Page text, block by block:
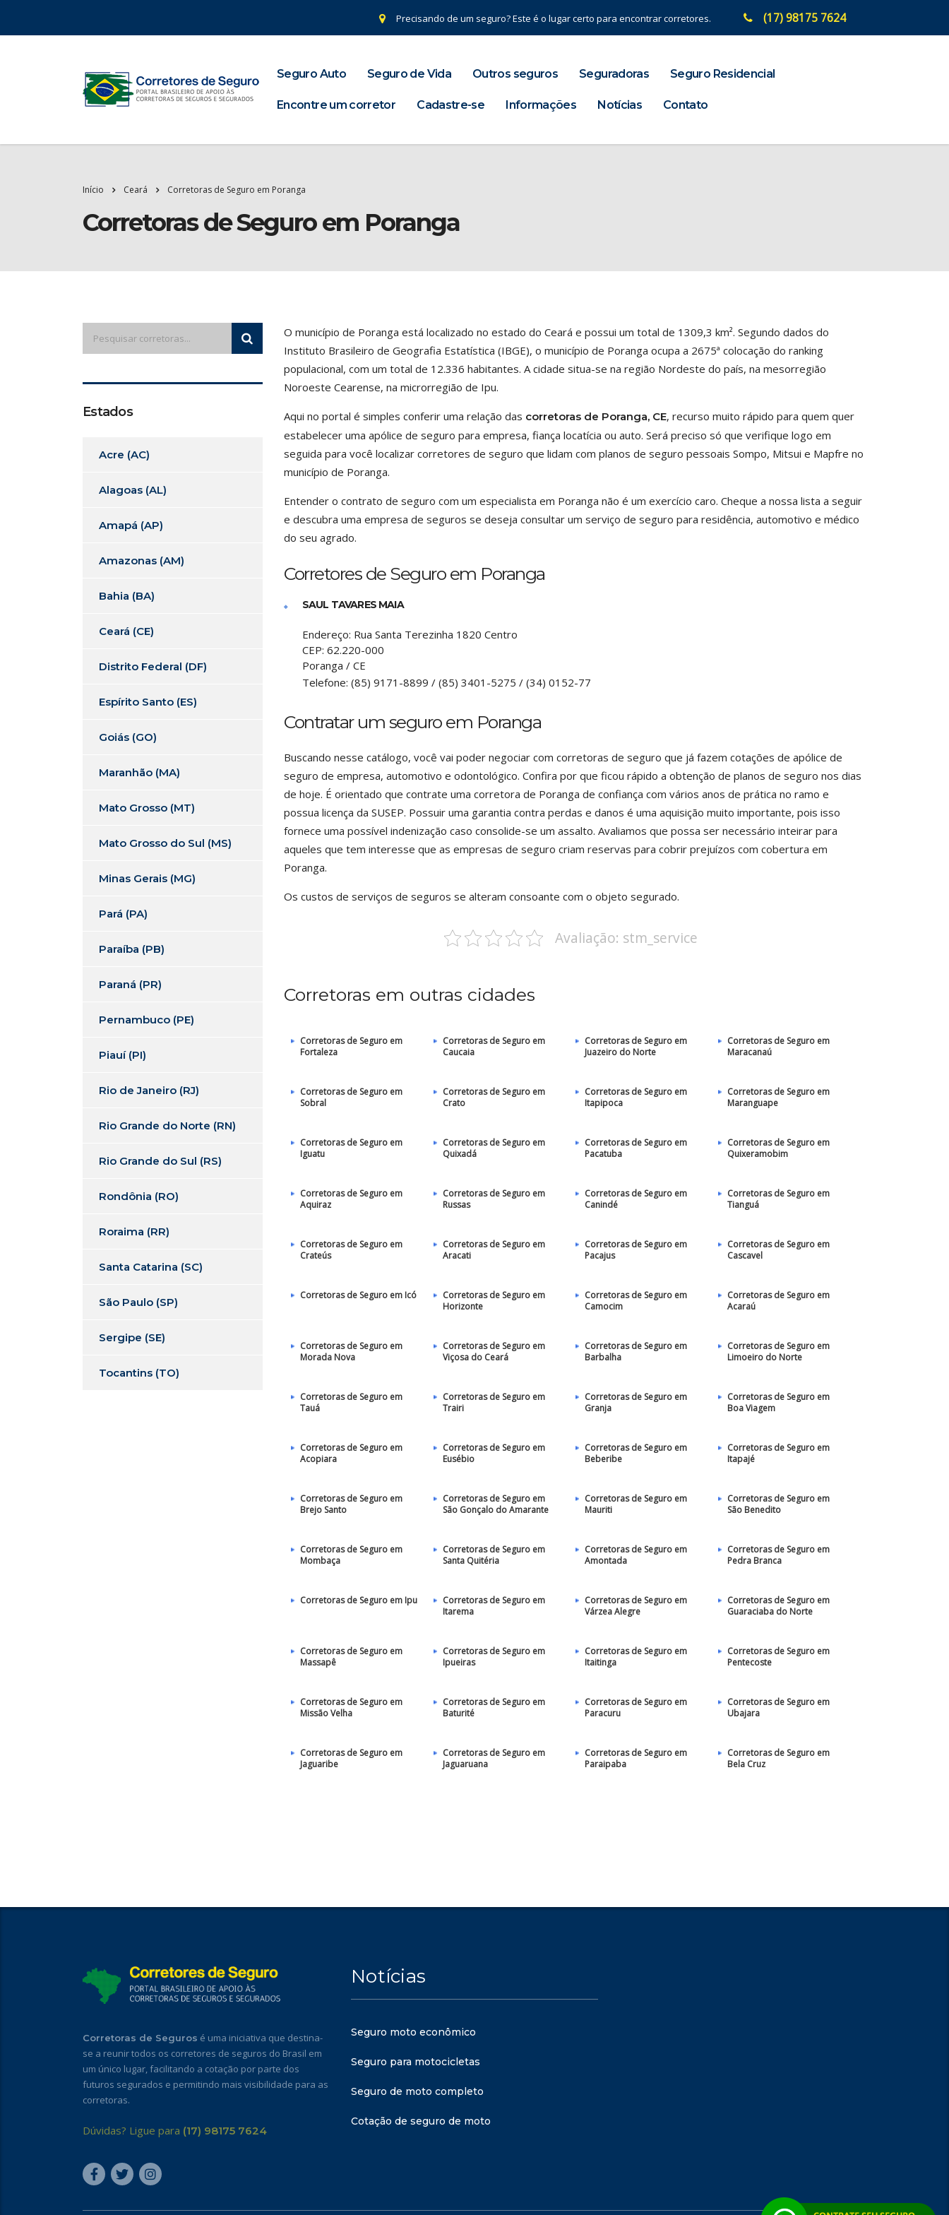
Precisando de um seguro? Este é o lugar certo para encontrar corretores. (17) 98175 7624
Seguro Auto Seguro de Vida Outros seguros Seguradoras Seguro Residencial
Encontre um corretor Cadastre-se Informações Notícias Contato
Início Ceará Corretoras de Seguro em Poranga
Corretoras de Seguro em Poranga
O município de Poranga está localizado no estado do Ceará e possui um total de 1309,3 km². Segundo dados do
Instituto Brasileiro de Geografia Estatística (IBGE), o município de Poranga ocupa a 2675ª colocação do ranking
populacional, com um total de 12.336 habitantes. A cidade situa-se na região Nordeste do país, na mesorregião
Noroeste Cearense, na microrregião de Ipu.
Aqui no portal é simples conferir uma relação das corretoras de Poranga, CE, recurso muito rápido para quem quer
estabelecer uma apólice de seguro para empresa, fiança locatícia ou auto. Será preciso só que verifique logo em
seguida para você localizar corretores de seguro que lidam com planos de seguro pessoais Sompo, Mitsui e Mapfre no
município de Poranga.
Entender o contrato de seguro com um especialista em Poranga não é um exercício caro. Cheque a nossa lista a seguir
e descubra uma empresa de seguros se deseja consultar um serviço de seguro para residência, automotivo e médico
do seu agrado.
Corretores de Seguro em Poranga
SAUL TAVARES MAIA
Endereço: Rua Santa Terezinha 1820 Centro
CEP: 62.220-000
Poranga / CE
Telefone: (85) 9171-8899 / (85) 3401-5275 / (34) 0152-77
Contratar um seguro em Poranga
Buscando nesse catálogo, você vai poder negociar com corretoras de seguro que já fazem cotações de apólice de
seguro de empresa, automotivo e odontológico. Confira por que ficou rápido a obtenção de planos de seguro nos dias
de hoje. É orientado que contrate uma corretora de Poranga de confiança com vários anos de prática no ramo e
possua licença da SUSEP. Possuir uma garantia contra perdas e danos é uma aquisição muito importante, pois isso
fornece uma possível indenização caso consolide-se um assalto. Avaliamos que possa ser necessário inteirar para
aqueles que tem interesse que as empresas de seguro criam reservas para cobrir prejuízos com cobertura em
Poranga.
Os custos de serviços de seguros se alteram consoante com o objeto segurado.
Avaliação: stm_service
Corretoras em outras cidades
Corretoras de Seguro em
Fortaleza
Corretoras de Seguro em
Caucaia
Corretoras de Seguro em
Juazeiro do Norte
Corretoras de Seguro em
Maracanaú
Corretoras de Seguro em
Sobral
Corretoras de Seguro em
Crato
Corretoras de Seguro em
Itapipoca
Corretoras de Seguro em
Maranguape
Corretoras de Seguro em
Iguatu
Corretoras de Seguro em
Quixadá
Corretoras de Seguro em
Pacatuba
Corretoras de Seguro em
Quixeramobim
Corretoras de Seguro em
Aquiraz
Corretoras de Seguro em
Russas
Corretoras de Seguro em
Canindé
Corretoras de Seguro em
Tianguá
Corretoras de Seguro em
Crateús
Corretoras de Seguro em
Aracati
Corretoras de Seguro em
Pacajus
Corretoras de Seguro em
Cascavel
Corretoras de Seguro em Icó
Corretoras de Seguro em
Horizonte
Corretoras de Seguro em
Camocim
Corretoras de Seguro em
Acaraú
Corretoras de Seguro em
Morada Nova
Corretoras de Seguro em
Viçosa do Ceará
Corretoras de Seguro em
Barbalha
Corretoras de Seguro em
Limoeiro do Norte
Corretoras de Seguro em
Tauá
Corretoras de Seguro em
Trairi
Corretoras de Seguro em
Granja
Corretoras de Seguro em
Boa Viagem
Corretoras de Seguro em
Acopiara
Corretoras de Seguro em
Eusébio
Corretoras de Seguro em
Beberibe
Corretoras de Seguro em
Itapajé
Corretoras de Seguro em
Brejo Santo
Corretoras de Seguro em
São Gonçalo do Amarante
Corretoras de Seguro em
Mauriti
Corretoras de Seguro em
São Benedito
Corretoras de Seguro em
Mombaça
Corretoras de Seguro em
Santa Quitéria
Corretoras de Seguro em
Amontada
Corretoras de Seguro em
Pedra Branca
Corretoras de Seguro em Ipu
Corretoras de Seguro em
Itarema
Corretoras de Seguro em
Várzea Alegre
Corretoras de Seguro em
Guaraciaba do Norte
Corretoras de Seguro em
Massapê
Corretoras de Seguro em
Ipueiras
Corretoras de Seguro em
Itaitinga
Corretoras de Seguro em
Pentecoste
Corretoras de Seguro em
Missão Velha
Corretoras de Seguro em
Baturité
Corretoras de Seguro em
Paracuru
Corretoras de Seguro em
Ubajara
Corretoras de Seguro em
Jaguaribe
Corretoras de Seguro em
Jaguaruana
Corretoras de Seguro em
Paraipaba
Corretoras de Seguro em
Bela Cruz
Estados
Acre (AC)
Alagoas (AL)
Amapá (AP)
Amazonas (AM)
Bahia (BA)
Ceará (CE)
Distrito Federal (DF)
Espírito Santo (ES)
Goiás (GO)
Maranhão (MA)
Mato Grosso (MT)
Mato Grosso do Sul (MS)
Minas Gerais (MG)
Pará (PA)
Paraíba (PB)
Paraná (PR)
Pernambuco (PE)
Piauí (PI)
Rio de Janeiro (RJ)
Rio Grande do Norte (RN)
Rio Grande do Sul (RS)
Rondônia (RO)
Roraima (RR)
Santa Catarina (SC)
São Paulo (SP)
Sergipe (SE)
Tocantins (TO)
Corretoras de Seguros é uma iniciativa que destina-
se a reunir todos os corretores de seguros do Brasil em
um único lugar, facilitando a cotação por parte dos
futuros segurados e permitindo mais visibilidade para as
corretoras.
Dúvidas? Ligue para (17) 98175 7624
Notícias
Seguro moto econômico
Seguro para motocicletas
Seguro de moto completo
Cotação de seguro de moto